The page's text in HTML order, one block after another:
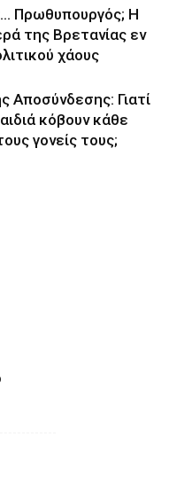
Πρωθυπουργός; Η
της Βρετανίας εν
χάους
Αποσύνδεσης: Γιατί
κόβουν κάθε
γονείς τους;